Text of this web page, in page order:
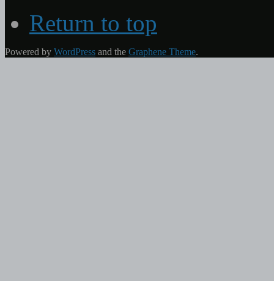
Return to top
Powered by WordPress and the Graphene Theme.